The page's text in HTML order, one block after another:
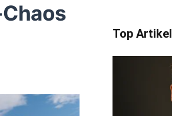
Top Artikel